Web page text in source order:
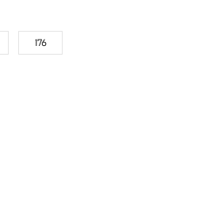
176